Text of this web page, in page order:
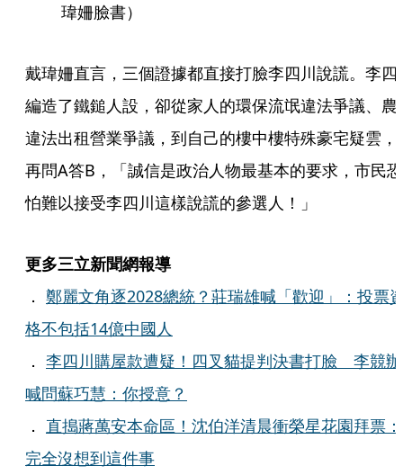
瑋姍臉書）
戴瑋姍直言，三個證據都直接打臉李四川說謊。李四
編造了鐵鎚人設，卻從家人的環保流氓違法爭議、農
違法出租營業爭議，到自己的樓中樓特殊豪宅疑雲，
再問A答B，「誠信是政治人物最基本的要求，市民恐
怕難以接受李四川這樣說謊的參選人！」
更多三立新聞網報導
． 鄭麗文角逐2028總統？莊瑞雄喊「歡迎」：投票
格不包括14億中國人
． 李四川購屋款遭疑！四叉貓提判決書打臉 李競辦
喊問蘇巧慧：你授意？
． 直搗蔣萬安本命區！沈伯洋清晨衝榮星花園拜票：
完全沒想到這件事